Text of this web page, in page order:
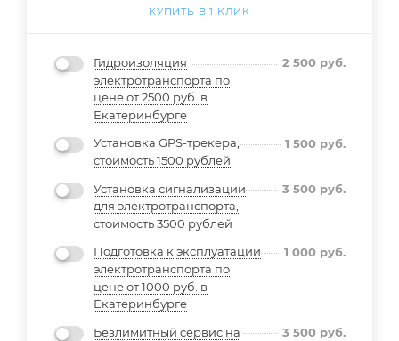
КУПИТЬ В 1 КЛИК
Гидроизоляция
электротранспорта по
цене от 2500 руб. в
Екатеринбурге
2 500 руб.
Установка GPS-трекера,
стоимость 1500 рублей
1 500 руб.
Установка сигнализации
для электротранспорта,
стоимость 3500 рублей
3 500 руб.
Подготовка к эксплуатации
электротранспорта по
цене от 1000 руб. в
Екатеринбурге
1 000 руб.
Безлимитный сервис на
3 500 руб.